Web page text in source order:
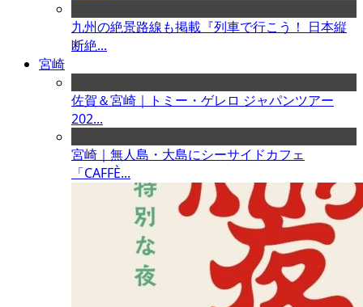
九州の絶景路線も掲載『列車で行こう！ 日本縦
断絶...
宮崎
佐賀＆宮崎｜トミー・ゲレロ ジャパンツアー
202...
宮崎｜無人島・大島にシーサイドカフェ
「CAFFÈ...